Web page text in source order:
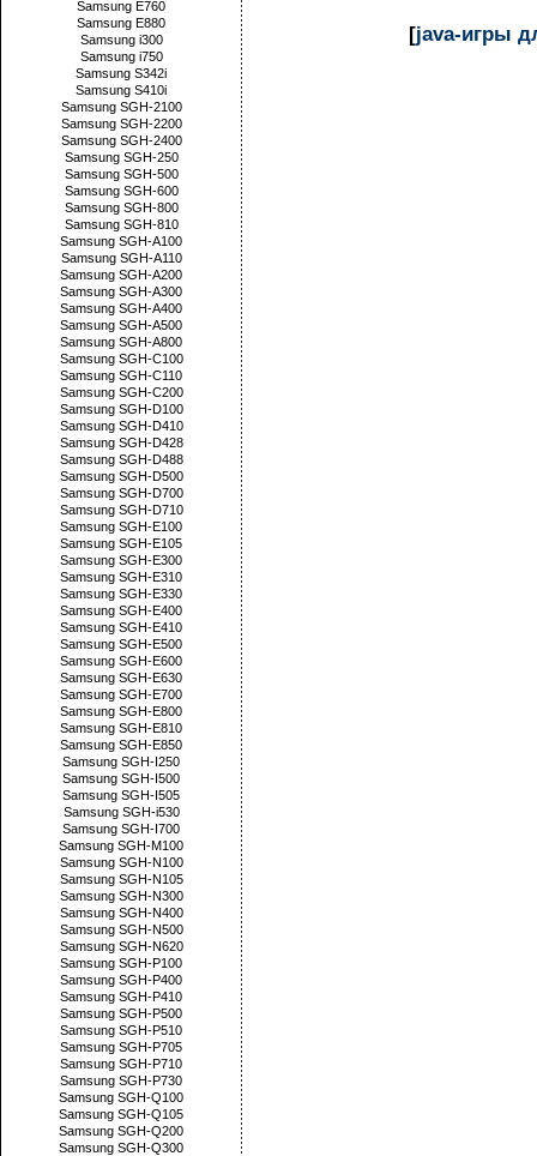
Samsung E760
Samsung E880
Samsung i300
Samsung i750
Samsung S342i
Samsung S410i
Samsung SGH-2100
Samsung SGH-2200
Samsung SGH-2400
Samsung SGH-250
Samsung SGH-500
Samsung SGH-600
Samsung SGH-800
Samsung SGH-810
Samsung SGH-A100
Samsung SGH-A110
Samsung SGH-A200
Samsung SGH-A300
Samsung SGH-A400
Samsung SGH-A500
Samsung SGH-A800
Samsung SGH-C100
Samsung SGH-C110
Samsung SGH-C200
Samsung SGH-D100
Samsung SGH-D410
Samsung SGH-D428
Samsung SGH-D488
Samsung SGH-D500
Samsung SGH-D700
Samsung SGH-D710
Samsung SGH-E100
Samsung SGH-E105
Samsung SGH-E300
Samsung SGH-E310
Samsung SGH-E330
Samsung SGH-E400
Samsung SGH-E410
Samsung SGH-E500
Samsung SGH-E600
Samsung SGH-E630
Samsung SGH-E700
Samsung SGH-E800
Samsung SGH-E810
Samsung SGH-E850
Samsung SGH-I250
Samsung SGH-I500
Samsung SGH-I505
Samsung SGH-i530
Samsung SGH-I700
Samsung SGH-M100
Samsung SGH-N100
Samsung SGH-N105
Samsung SGH-N300
Samsung SGH-N400
Samsung SGH-N500
Samsung SGH-N620
Samsung SGH-P100
Samsung SGH-P400
Samsung SGH-P410
Samsung SGH-P500
Samsung SGH-P510
Samsung SGH-P705
Samsung SGH-P710
Samsung SGH-P730
Samsung SGH-Q100
Samsung SGH-Q105
Samsung SGH-Q200
Samsung SGH-Q300
[java-игры